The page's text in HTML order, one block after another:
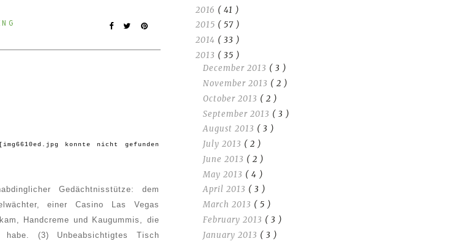
[img6610ed.jpg konnte nicht gefunden
Gedächtnisstütze: dem
, einer Casino Las Vegas
Handcreme und Kaugummis, die
(3) Unbeabsichtigtes Tisch
2016 ( 41 )
2015 ( 57 )
2014 ( 33 )
2013 ( 35 )
December 2013 ( 3 )
November 2013 ( 2 )
October 2013 ( 2 )
September 2013 ( 3 )
August 2013 ( 3 )
July 2013 ( 2 )
June 2013 ( 2 )
May 2013 ( 4 )
April 2013 ( 3 )
March 2013 ( 5 )
February 2013 ( 3 )
January 2013 ( 3 )